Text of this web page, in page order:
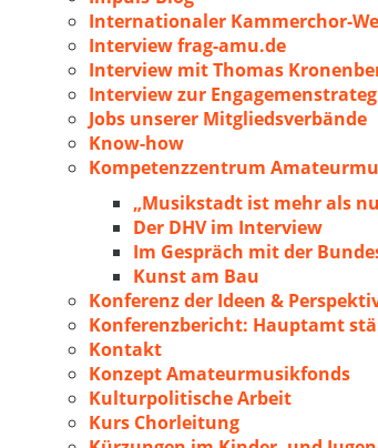
Internationaler Kammerchor-
Interview frag-amu.de
Interview mit Thomas
Interview zur
Jobs unserer Mitgliedsverbände
Know-how
Kompetenzzentrum
„Musikstadt ist mehr als
Der DHV im Interview
Im Gespräch mit der
Kunst am Bau
Konferenz der Ideen &
Konferenzbericht: Hauptamt
Kontakt
Konzept Amateurmusikfonds
Kulturpolitische Arbeit
Kurs Chorleitung